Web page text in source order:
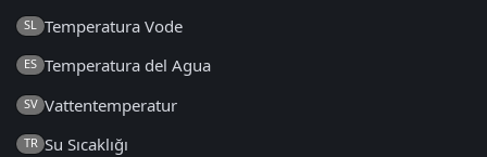
SL Temperatura Vode
ES Temperatura del Agua
SV Vattentemperatur
TR Su Sıcaklığı